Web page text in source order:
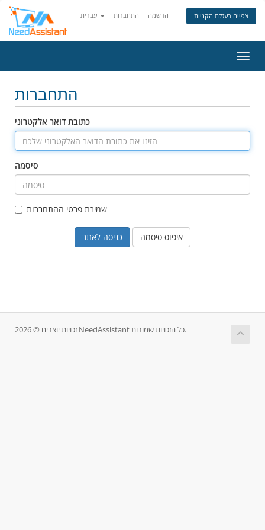
התחברות הרשמה צפייה בעגלת הקניות
התחברות
כתובת דואר אלקטרוני
סיסמה
שמירת פרטי ההתחברות
איפוס סיסמה
זכויות יוצרים © 2026 NeedAssistant כל הזכויות שמורות.